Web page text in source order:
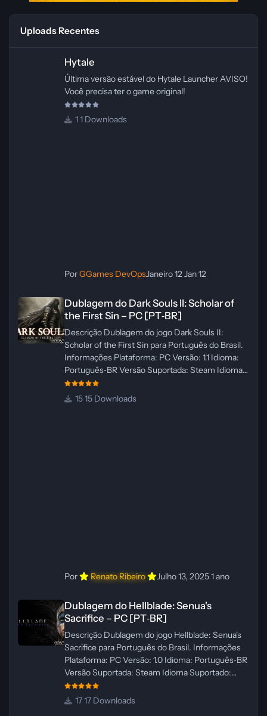
Uploads Recentes
Hytale
Última versão estável do Hytale Launcher AVISO!
Você precisa ter o game original!
1 Downloads
PorGGames DevOpsJaneiro 12Jan 12
Dublagem do Dark Souls II: Scholar of
the First Sin – PC [PT‑BR]
Descrição Dublagem do jogo Dark Souls II:
Scholar of the First Sin para Português do Brasil.
Informações Plataforma: PC Versão: 1.1 Idioma:
Português‑BR Versão Suportada: Steam Idioma
Suportado: Inglês Lançamento: 23/04/2025
Atualização: 24/04/2025 Tamanho: 469 MB
15 Downloads
Por Renato Ribeiro Julho 13, 20251 ano
Dublagem do Hellblade: Senua's
Sacrifice – PC [PT‑BR]
Descrição Dublagem do jogo Hellblade: Senua's
Sacrifice para Português do Brasil. Informações
Plataforma: PC Versão: 1.0 Idioma: Português‑BR
Versão Suportada: Steam Idioma Suportado:
Inglês Lançamento: 26/01/2025 Tamanho: 110 MB
Créditos — Central de Traduções
17 Downloads